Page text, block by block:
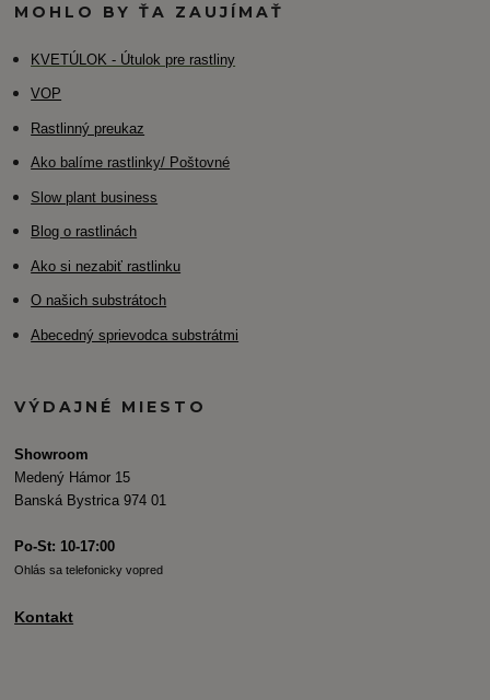
MOHLO BY ŤA ZAUJÍMAŤ
KVETÚLOK - Útulok pre rastliny
VOP
Rastlinný preukaz
Ako balíme rastlinky/ Poštovné
Slow plant business
Blog o rastlinách
Ako si nezabiť rastlinku
O našich substrátoch
Abecedný sprievodca substrátmi
VÝDAJNÉ MIESTO
Showroom
Medený Hámor 15
Banská Bystrica 974 01
Po-St: 10-17:00
Ohlás sa telefonicky vopred
Kontakt